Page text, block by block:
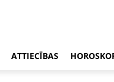
ATTIECĪBAS